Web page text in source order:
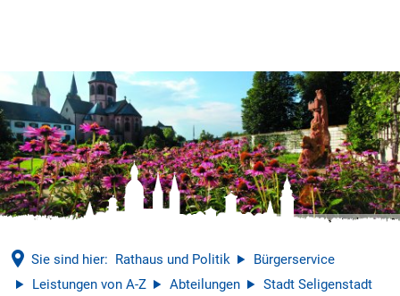
© Mathias Neubauer
Sie sind hier: Rathaus und Politik
Bürgerservice
Leistungen von A-Z
Abteilungen
Stadt Seligenstadt